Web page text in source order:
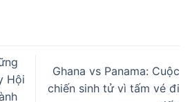
Hội
Ghana vs Panama: Cuộc
chiến sinh tử vì tấm vé đi